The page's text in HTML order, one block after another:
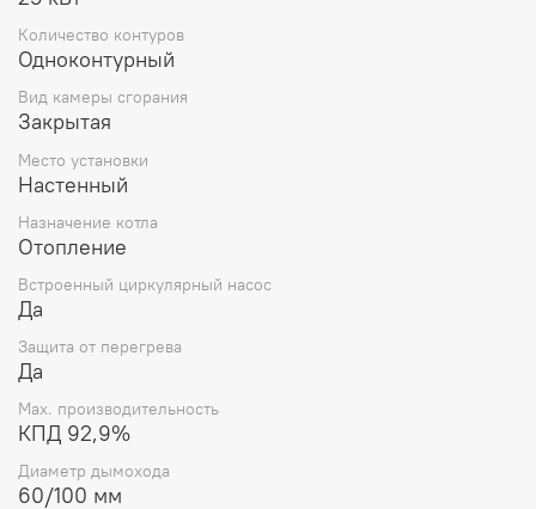
Безупречное качество и надежность. De Dietrich –
известный европейский производитель, который
использует исключительно высококачественные
Количество контуров
Одноконтурный
Вид камеры сгорания
Закрытая
Место установки
Настенный
Назначение котла
Отопление
Встроенный циркулярный насос
Да
Защита от перегрева
Да
Max. производительность
КПД 92,9%
Диаметр дымохода
60/100 мм